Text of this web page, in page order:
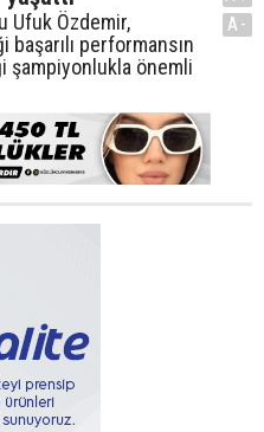
Ufuk Özdemir,
performansın
şampiyonlukla önemli
A-